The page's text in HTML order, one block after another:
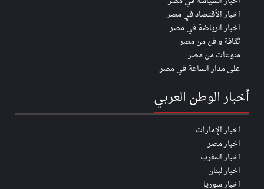
اخبار الأقتصاد في مصر
اخبار الرياضة في مصر
ثقافة و فن من مصر
منوعات من مصر
على مدار الساعة في مصر
أخبار الوطن العربي
اخبار الإمارات
اخبار مصر
اخبار المغرب
اخبار لبنان
اخبار سوريا